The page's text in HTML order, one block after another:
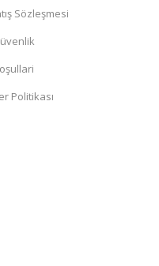
Sözleşmesi
Politikası